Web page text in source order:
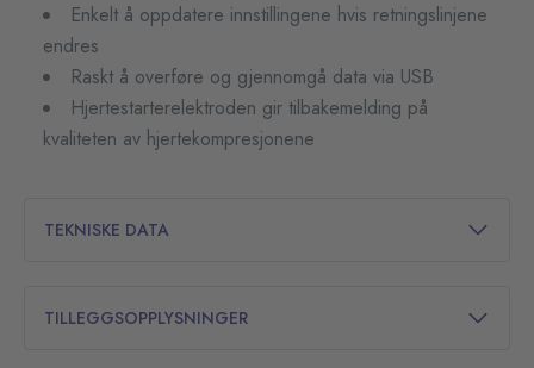
Enkelt å oppdatere innstillingene hvis retningslinjene
endres
Raskt å overføre og gjennomgå data via USB
Hjertestarterelektroden gir tilbakemelding på
kvaliteten av hjertekompresjonene
TEKNISKE DATA
TILLEGGSOPPLYSNINGER